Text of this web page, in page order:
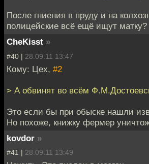
После гниения в пруду и на
полицейские всё ещё ищут матку?
CheKisst »
#40 | 28.09.11 13:47
Кому: Цех, #2
> А обвинят во всём
Это если бы при обыске нашли
Но похоже, книжку фермер
kovdor »
#41 | 28.09.11 13:49